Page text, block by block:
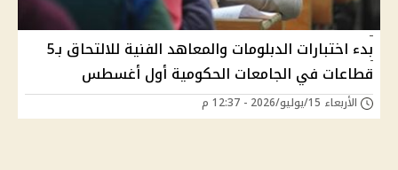
بدء اختبارات الدبلومات والمعاهد الفنية للالتحاق بـ5
قطاعات في الجامعات الحكومية أول أغسطس
الأربعاء 15/يوليو/2026 - 12:37 م